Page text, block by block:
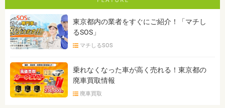
東京都内の業者をすぐにご紹介！「マチし
るSOS」
マチしるSOS
乗れなくなった車が高く売れる！東京都の
廃車買取情報
廃車買取